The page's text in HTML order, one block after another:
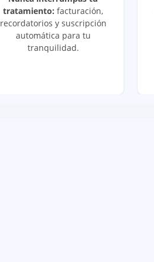
tratamiento: facturación,
recordatorios y suscripción
automática para tu
tranquilidad.